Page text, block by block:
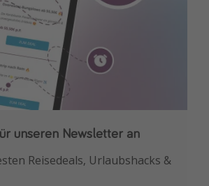
Deutschland
unseren Newsletter an
Reisedeals, Urlaubshacks &
App
Reiseschnäppchen als